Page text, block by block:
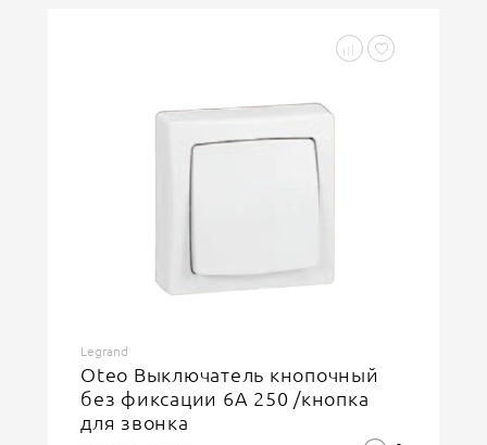
Legrand
Oteo Выключатель кнопочный
без фиксации 6А 250 /кнопка
для звонка